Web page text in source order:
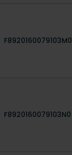
F8920160079103M0
F8920160079103N0